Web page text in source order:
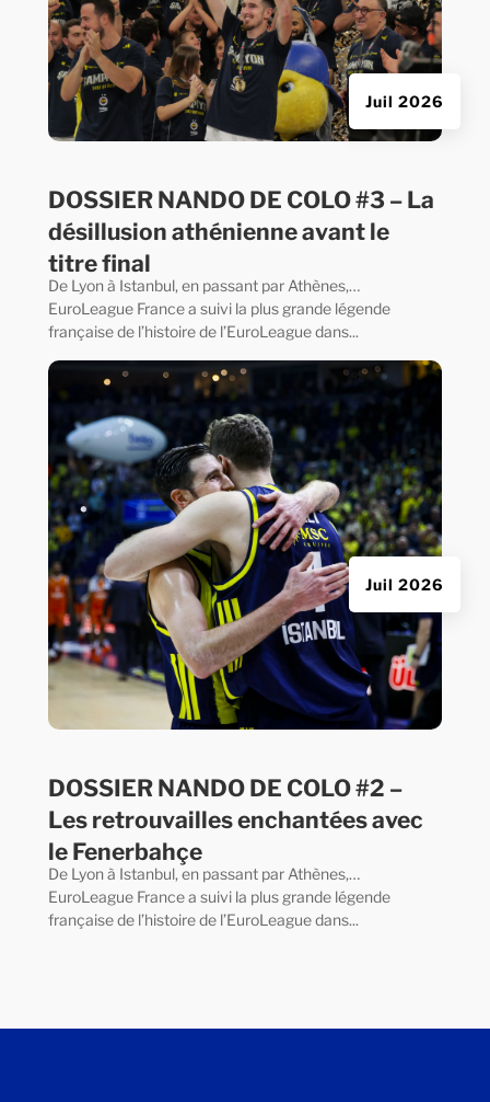
DOSSIER NANDO DE COLO #3 – La
désillusion athénienne avant le
titre final
Juil 2026
De Lyon à Istanbul, en passant par Athènes,…
EuroLeague France a suivi la plus grande légende
française de l’histoire de l’EuroLeague dans...
DOSSIER NANDO DE COLO #2 –
Les retrouvailles enchantées avec
le Fenerbahçe
Juil 2026
De Lyon à Istanbul, en passant par Athènes,…
EuroLeague France a suivi la plus grande légende
française de l’histoire de l’EuroLeague dans...